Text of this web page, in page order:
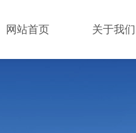
网站首页 关于我们